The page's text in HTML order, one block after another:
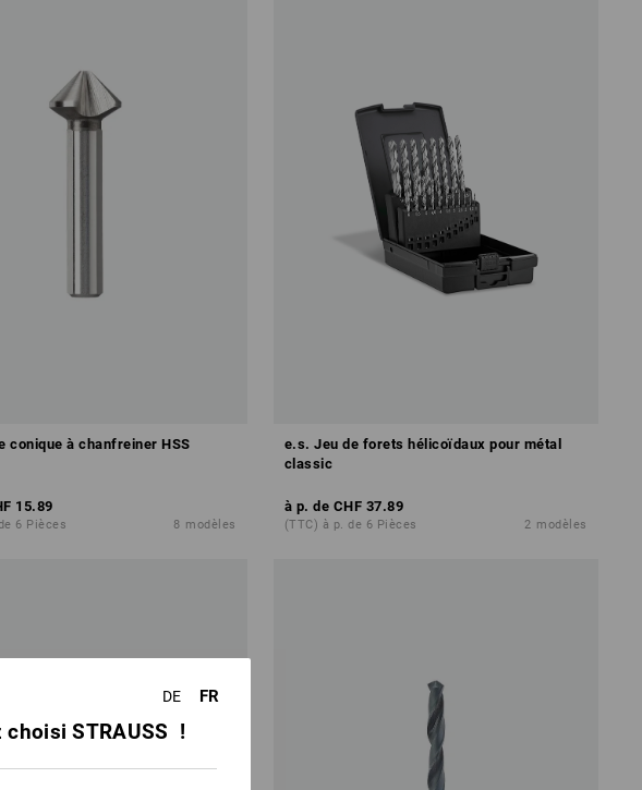
conique à chanfreiner HSS
15.89
6 Pièces 8 modèles
e.s. Jeu de forets hélicoïdaux pour métal
classic
à p. de CHF 37.89
(TTC) à p. de 6 Pièces 2 modèles
DE FR
STRAUSS !